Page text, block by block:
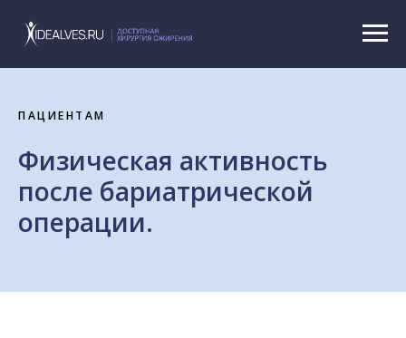
ПАЦИЕНТАМ
Физическая активность
после бариатрической
операции.